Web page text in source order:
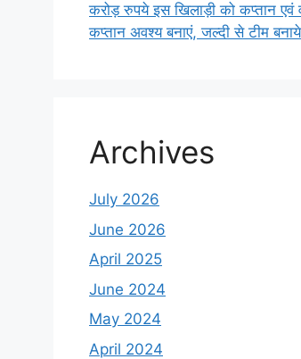
करोड़ रुपये इस खिलाड़ी को कप्तान एवं
कप्तान अवश्य बनाएं, जल्दी से टीम बनाये
Archives
July 2026
June 2026
April 2025
June 2024
May 2024
April 2024